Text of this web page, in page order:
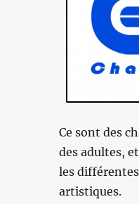
Ce sont des
des adultes,
les
artistiques.